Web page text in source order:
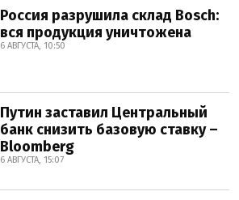
Россия разрушила склад Bosch:
вся продукция уничтожена
6 АВГУСТА, 10:50
Путин заставил Центральный
банк снизить базовую ставку –
Bloomberg
6 АВГУСТА, 15:07